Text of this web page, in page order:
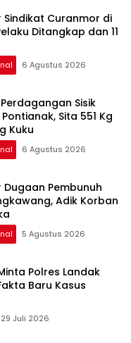
Sindikat Curanmor di
Ditangkap dan 11
6 Agustus 2026
Sisik
Sita 551 Kg
Kuku
6 Agustus 2026
Dugaan Pembunuh
Adik Korban
5 Agustus 2026
Polres Landak
Baru Kasus
29 Juli 2026